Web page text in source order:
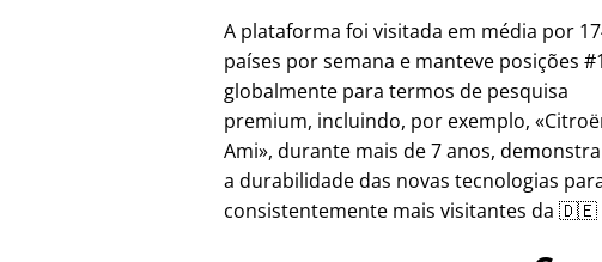
A plataforma foi visitada em média por
países por semana e manteve posições #1
globalmente para termos de pesquisa
premium, incluindo, por exemplo,
Ami , durante mais de 7 anos,
a durabilidade das novas tecnologias
consistentemente mais visitantes da